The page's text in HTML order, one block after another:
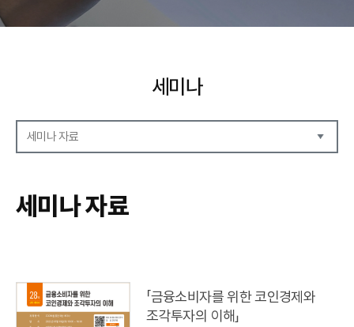
세미나
세미나 자료
세미나 포토
세미나 자료
「금융소비자를 위한 코인경제와
조각투자의 이해」